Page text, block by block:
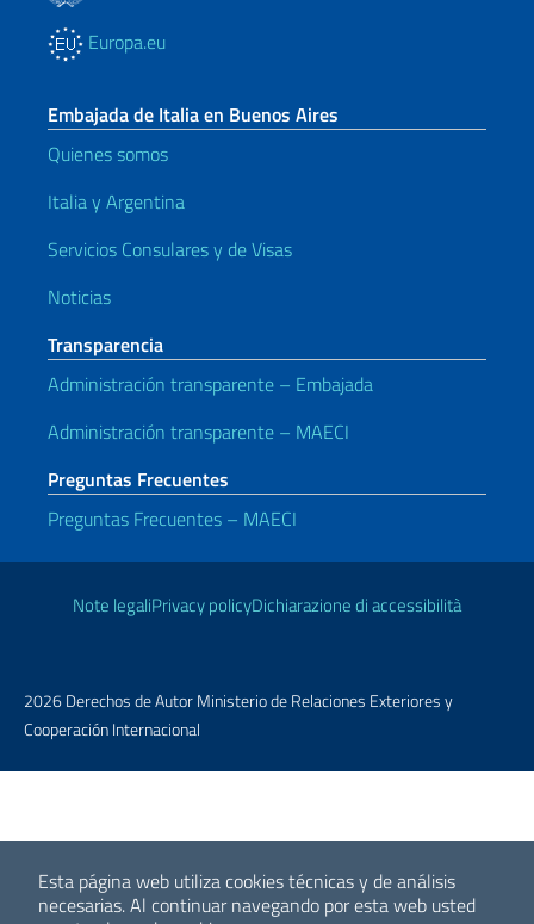
Esta página web utiliza cookies técnicas y de análisis
necesarias.Al continuar navegando por esta web usted
Europa.eu
Embajada de Italia en Buenos Aires
Quienes somos
Italia y Argentina
Servicios Consulares y de Visas
Noticias
Transparencia
Administración transparente – Embajada
Administración transparente – MAECI
Preguntas Frecuentes
Preguntas Frecuentes – MAECI
Enlaces útiles
Note legaliPrivacy policyDichiarazione di accessibilità
2026 Derechos de Autor Ministerio de Relaciones Exteriores y
Cooperación Internacional